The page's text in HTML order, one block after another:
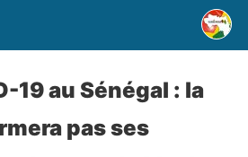
19 au Sénégal : la
pas ses